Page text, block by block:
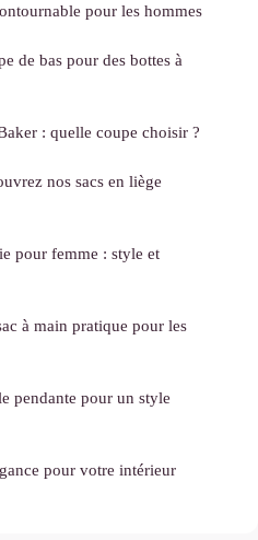
pour les hommes
de bas pour des bottes à
: quelle coupe choisir ?
nos sacs en liège
pour femme : style et
à main pratique pour les
pendante pour un style
pour votre intérieur